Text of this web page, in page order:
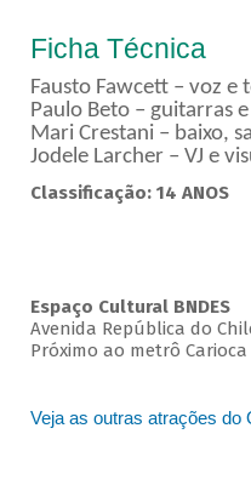
Ficha Técnica
Fausto Fawcett – voz e
Paulo Beto – guitarras
Mari Crestani – baixo,
Jodele Larcher – VJ e
Classificação: 14 ANOS
Espaço Cultural BNDES
Avenida República do
Próximo ao metrô Carioca
Veja as outras atrações do